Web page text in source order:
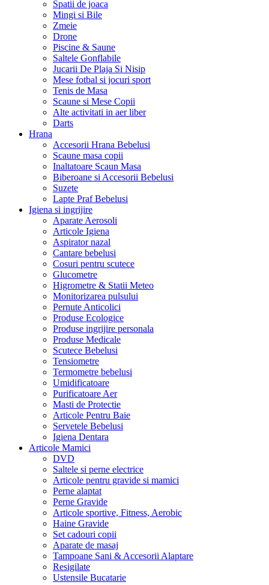
Spatii de joaca
Mingi si Bile
Zmeie
Drone
Piscine & Saune
Saltele Gonflabile
Jucarii De Plaja Si Nisip
Mese fotbal si jocuri sport
Tenis de Masa
Scaune si Mese Copii
Alte activitati in aer liber
Darts
Hrana
Accesorii Hrana Bebelusi
Scaune masa copii
Inaltatoare Scaun Masa
Biberoane si Accesorii Bebelusi
Suzete
Lapte Praf Bebelusi
Igiena si ingrijire
Aparate Aerosoli
Articole Igiena
Aspirator nazal
Cantare bebelusi
Cosuri pentru scutece
Glucometre
Higrometre & Statii Meteo
Monitorizarea pulsului
Pernute Anticolici
Produse Ecologice
Produse ingrijire personala
Produse Medicale
Scutece Bebelusi
Tensiometre
Termometre bebelusi
Umidificatoare
Purificatoare Aer
Masti de Protectie
Articole Pentru Baie
Servetele Bebelusi
Igiena Dentara
Articole Mamici
DVD
Saltele si perne electrice
Articole pentru gravide si mamici
Perne alaptat
Perne Gravide
Articole sportive, Fitness, Aerobic
Haine Gravide
Set cadouri copii
Aparate de masaj
Tampoane Sani & Accesorii Alaptare
Resigilate
Ustensile Bucatarie